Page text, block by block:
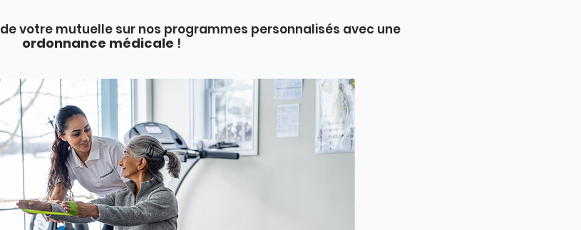
de votre mutuelle sur nos programmes personnalisés avec une
ordonnance médicale !